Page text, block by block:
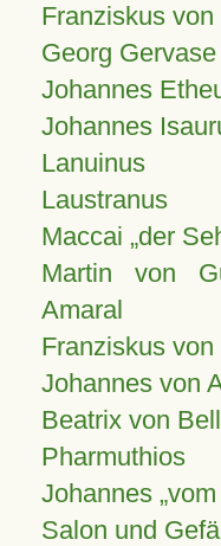
Franziskus
Georg Gervase
Johannes
Johannes
Lanuinus
Laustranus
Maccai „der
Martin von
Amaral
Franziskus von
Johannes von
Beatrix von
Pharmuthios
Johannes
Salon und